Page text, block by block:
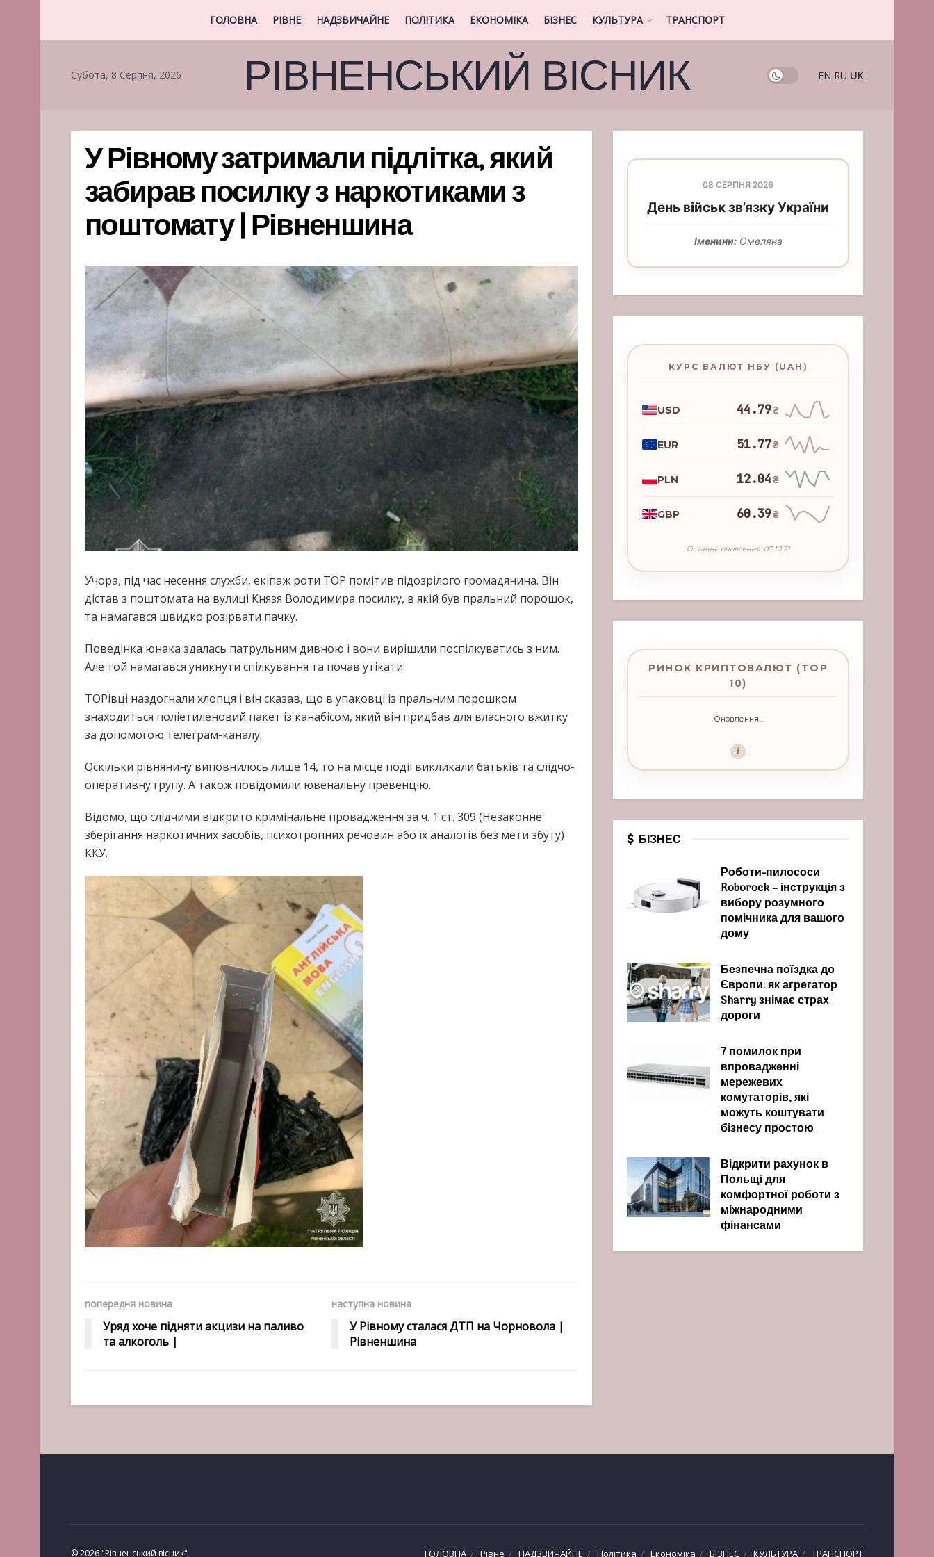
ГОЛОВНА РІВНЕ НАДЗВИЧАЙНЕ ПОЛІТИКА ЕКОНОМІКА БІЗНЕС КУЛЬТУРА ТРАНСПОРТ
Субота, 8 Серпня, 2026 РІВНЕНСЬКИЙ ВІСНИК EN RU UK
У Рівному затримали підлітка, який
забирав посилку з наркотиками з
поштомату | Рівненшина
Учора, під час несення служби, екіпаж роти ТОР помітив підозрілого громадянина. Він
дістав з поштомата на вулиці Князя Володимира посилку, в якій був пральний порошок,
та намагався швидко розірвати пачку.
Поведінка юнака здалась патрульним дивною і вони вирішили поспілкуватись з ним.
Але той намагався уникнути спілкування та почав утікати.
ТОРівці наздогнали хлопця і він сказав, що в упаковці із пральним порошком
знаходиться поліетиленовий пакет із канабісом, який він придбав для власного вжитку
за допомогою телеграм-каналу.
Оскільки рівнянину виповнилось лише 14, то на місце події викликали батьків та слідчо-
оперативну групу. А також повідомили ювенальну превенцію.
Відомо, що слідчими відкрито кримінальне провадження за ч. 1 ст. 309 (Незаконне
зберігання наркотичних засобів, психотропних речовин або їх аналогів без мети збуту)
ККУ.
попередня новина
Уряд хоче підняти акцизи на паливо
та алкоголь |
наступна новина
У Рівному сталася ДТП на Чорновола |
Рівненшина
08 СЕРПНЯ 2026
День військ зв’язку України
Іменини:Омеляна
КУРС ВАЛЮТ НБУ (UAH)
USD 44.79₴
EUR 51.77₴
PLN 12.04₴
GBP 60.39₴
Останнє оновлення: 07:10:21
РИНОК КРИПТОВАЛЮТ (TOP
10)
Оновлення...
i
БІЗНЕС
Роботи-пилососи
Roborock – інструкція з
вибору розумного
помічника для вашого
дому
Безпечна поїздка до
Європи: як агрегатор
Sharry знімає страх
дороги
7 помилок при
впровадженні
мережевих
комутаторів, які
можуть коштувати
бізнесу простою
Відкрити рахунок в
Польщі для
комфортної роботи з
міжнародними
фінансами
ГОЛОВНА Рівне НАДЗВИЧАЙНЕ Політика Економіка БІЗНЕС КУЛЬТУРА ТРАНСПОРТ
© 2026 "Рівненський вісник"